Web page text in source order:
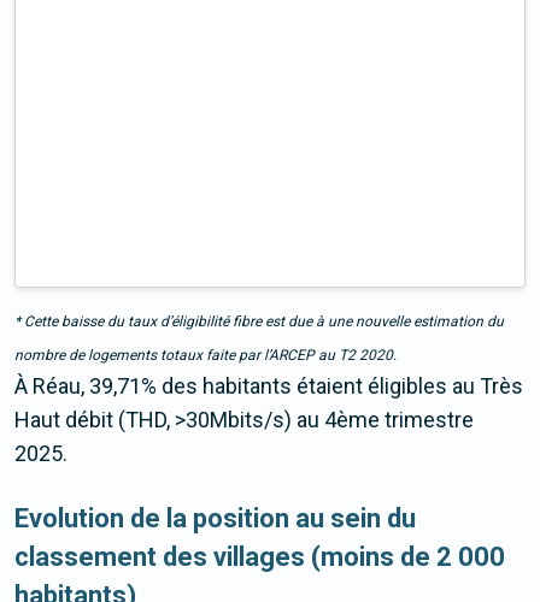
* Cette baisse du taux d’éligibilité fibre est due à une nouvelle estimation du
nombre de logements totaux faite par l’ARCEP au T2 2020.
À Réau, 39,71% des habitants étaient éligibles au Très
Haut débit (THD, >30Mbits/s) au 4ème trimestre
2025.
Evolution de la position au sein du
classement des villages (moins de 2 000
habitants)